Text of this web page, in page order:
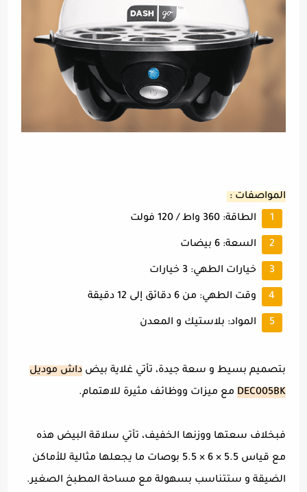
المواصفات :
الطاقة: 360 واط / 120 فولت
السعة: 6 بيضات
خيارات الطهي: 3 خيارات
وقت الطهي: من 6 دقائق إلى 12 دقيقة
المواد: بلاستيك و المعدن
بتصميم بسيط و سعة جيدة، تأتي غلاية بيضداش موديل
DEC005BK مع ميزات ووظائف مثيرة للاهتمام.
فبخلاف سعتها ووزنها الخفيف، تأتي سلاقة البيض هذه
مع قياس 5.5 × 6 × 5.5 بوصات ما يجعلها مثالية للأماكن
الضيقة و ستتناسب بسهولة مع مساحة المطبخ الصغير.